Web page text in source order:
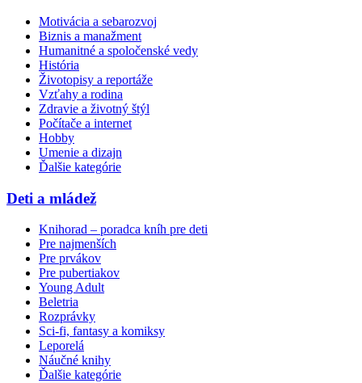
Motivácia a sebarozvoj
Biznis a manažment
Humanitné a spoločenské vedy
História
Životopisy a reportáže
Vzťahy a rodina
Zdravie a životný štýl
Počítače a internet
Hobby
Umenie a dizajn
Ďalšie kategórie
Deti a mládež
Knihorad – poradca kníh pre deti
Pre najmenších
Pre prvákov
Pre pubertiakov
Young Adult
Beletria
Rozprávky
Sci-fi, fantasy a komiksy
Leporelá
Náučné knihy
Ďalšie kategórie